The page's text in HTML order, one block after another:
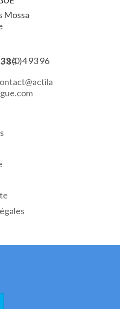
Mossa
93 96 33 84